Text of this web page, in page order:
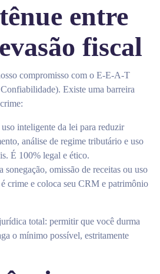
entre
fiscal
compromisso com o E-E-A-T
Existe uma barreira
inteligente da lei para reduzir
análise de regime tributário e uso
É 100% legal e ético.
sonegação, omissão de receitas ou uso
é crime e coloca seu CRM e patrimônio
total: permitir que você durma
o mínimo possível, estritamente